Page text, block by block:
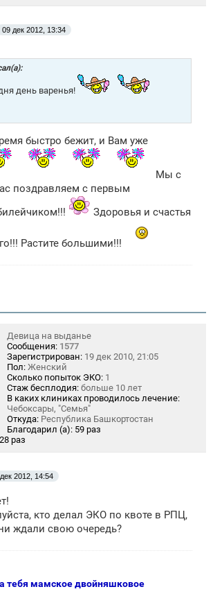
09 дек 2012, 13:34
день варенья!
быстро бежит, и Вам уже
Мы с
поздравляем с первым
Здоровья и счастья
Растите большими!!!
Девица на выданье
Сообщения: 1577
Зарегистрирован: 19 дек 2010, 21:05
Пол: Женский
Сколько попыток ЭКО: 1
Стаж бесплодия: больше 10 лет
В каких клиниках проводилось лечение:
Чебоксары, "Семья"
Откуда: Республика Башкортостан
Благодарил (а): 59 раз
раз
2012, 14:54
кто делал ЭКО по квоте в РПЦ,
ждали свою очередь?
тебя мамское двойняшковое